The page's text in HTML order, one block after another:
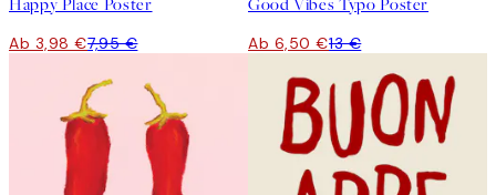
Happy Place Poster
Ab 3,98 €7,95 €
Good Vibes Typo Poster
Ab 6,50 €13 €